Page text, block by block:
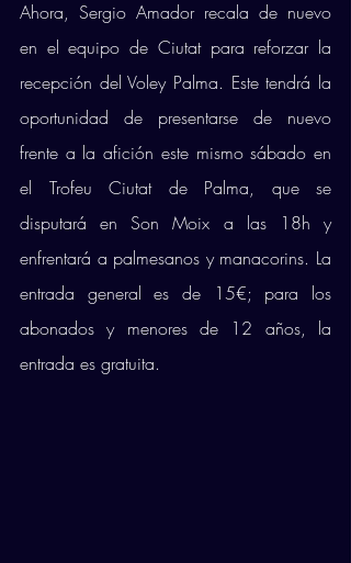
Ahora, Sergio Amador recala de nuevo
en el equipo de Ciutat para reforzar la
recepción del Voley Palma. Este tendrá la
oportunidad de presentarse de nuevo
frente a la afición este mismo sábado en
el Trofeu Ciutat de Palma, que se
disputará en Son Moix a las 18h y
enfrentará a palmesanos y manacorins. La
entrada general es de 15€; para los
abonados y menores de 12 años, la
entrada es gratuita.